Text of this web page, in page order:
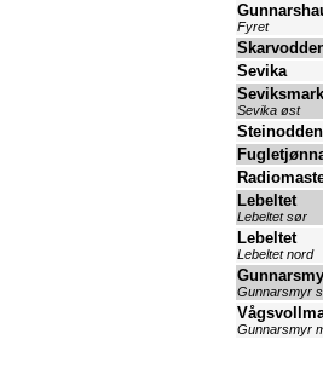
Fyret
Sevika
Sevika øst
Steinodden
Lebeltet
Lebeltet sør
Lebeltet
Lebeltet nord
Gunnarsmyr
Gunnarsmyr